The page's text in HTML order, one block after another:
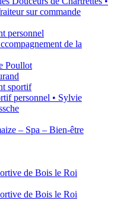
sur commande
personnel
de la
Poullot
sportif
personnel • Sylvie
– Spa – Bien-être
de Bois le Roi
de Bois le Roi